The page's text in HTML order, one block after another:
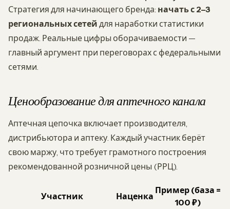
Стратегия для начинающего бренда: начать с 2–3
региональных сетей для наработки статистики
продаж. Реальные цифры оборачиваемости —
главный аргумент при переговорах с федеральными
сетями.
Ценообразование для аптечного канала
Аптечная цепочка включает производителя,
дистрибьютора и аптеку. Каждый участник берёт
свою маржу, что требует грамотного построения
рекомендованной розничной цены (РРЦ).
Участник Наценка
Пример (база =
100 ₽)